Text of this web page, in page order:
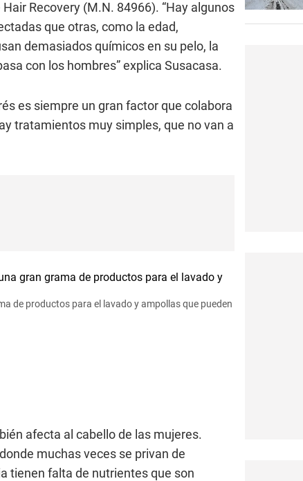
Recovery (M.N. 84966). “Hay algunos
que otras, como la edad,
demasiados químicos en su pelo, la
con los hombres” explica Susacasa.
es siempre un gran factor que colabora
tratamientos muy simples, que no van a
de productos para el lavado y ampollas que pueden
afecta al cabello de las mujeres.
muchas veces se privan de
tienen falta de nutrientes que son